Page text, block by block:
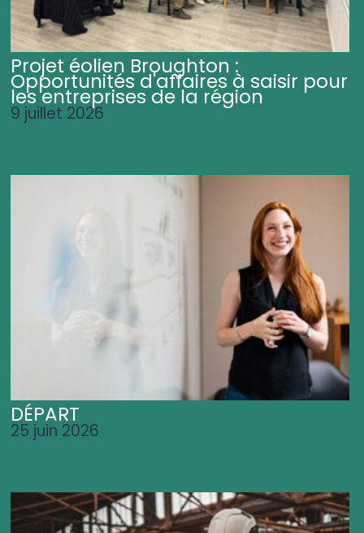
Projet éolien Broughton :
Opportunités d'affaires à saisir pour
les entreprises de la région
9 juillet 2026
DÉPART
25 juin 2026